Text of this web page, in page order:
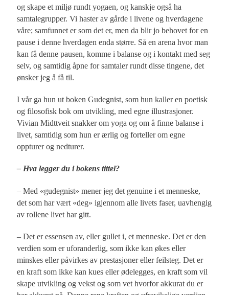
og skape et miljø rundt yogaen, og kanskje også ha
samtalegrupper. Vi haster av gårde i livene og hverdagene
våre; samfunnet er som det er, men da blir jo behovet for en
pause i denne hverdagen enda større. Så en arena hvor man
kan få denne pausen, komme i balanse og i kontakt med seg
selv, og samtidig åpne for samtaler rundt disse tingene, det
ønsker jeg å få til.
I vår ga hun ut boken Gudegnist, som hun kaller en poetisk
og filosofisk bok om utvikling, med egne illustrasjoner.
Vivian Midttveit snakker om yoga og om å finne balanse i
livet, samtidig som hun er ærlig og forteller om egne
oppturer og nedturer.
– Hva legger du i bokens tittel?
– Med «gudegnist» mener jeg det genuine i et menneske,
det som har vært «deg» igjennom alle livets faser, uavhengig
av rollene livet har gitt.
– Det er essensen av, eller gullet i, et menneske. Det er den
verdien som er uforanderlig, som ikke kan økes eller
minskes eller påvirkes av prestasjoner eller feilsteg. Det er
en kraft som ikke kan kues eller ødelegges, en kraft som vil
skape utvikling og vekst og som vet hvorfor akkurat du er